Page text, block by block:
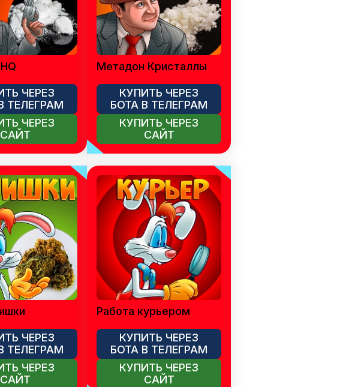
ЧЕРЕЗ
ТЕЛЕГРАМ
ЧЕРЕЗ
САЙТ
Метадон Кристаллы
КУПИТЬ ЧЕРЕЗ
БОТА В ТЕЛЕГРАМ
КУПИТЬ ЧЕРЕЗ
САЙТ
ЧЕРЕЗ
ТЕЛЕГРАМ
ЧЕРЕЗ
САЙТ
Работа курьером
КУПИТЬ ЧЕРЕЗ
БОТА В ТЕЛЕГРАМ
КУПИТЬ ЧЕРЕЗ
САЙТ